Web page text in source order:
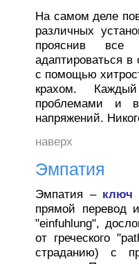
На самом деле
различных
прояснив все
адаптироваться
с помощью
крахом.
проблемами и
напряжений.
наверх
Эмпатия
Эмпатия – ключ
прямой перевод
"einfuhlung",
от греческого
страданию) с